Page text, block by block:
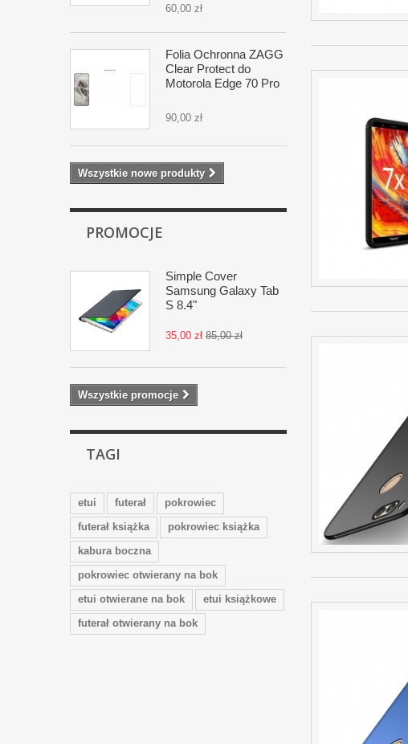
60,00 zł
Folia Ochronna ZAGG
Clear Protect do
Motorola Edge 70 Pro
90,00 zł
Wszystkie nowe produkty
PROMOCJE
Simple Cover
Samsung Galaxy Tab
S 8.4"
35,00 zł 85,00 zł
Wszystkie promocje
TAGI
etui futerał
pokrowiec
futerał książka
pokrowiec książka
kabura boczna
pokrowiec otwierany na bok
etui otwierane na bok
etui książkowe
futerał otwierany na bok